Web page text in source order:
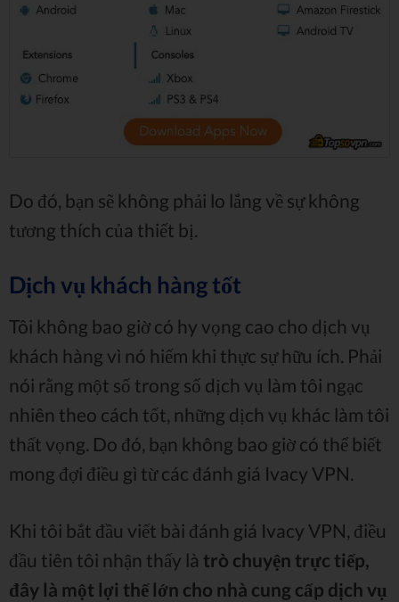
Do đó, bạn sẽ không phải lo lắng về sự không
tương thích của thiết bị.
Dịch vụ khách hàng tốt
Tôi không bao giờ có hy vọng cao cho dịch vụ
khách hàng vì nó hiếm khi thực sự hữu ích. Phải
nói rằng một số trong số dịch vụ làm tôi ngạc
nhiên theo cách tốt, những dịch vụ khác làm tôi
thất vọng. Do đó, bạn không bao giờ có thể biết
mong đợi điều gì từ các đánh giá Ivacy VPN.
Khi tôi bắt đầu viết bài đánh giá Ivacy VPN, điều
đầu tiên tôi nhận thấy là trò chuyện trực tiếp,
đây là một lợi thế lớn cho nhà cung cấp dịch vụ